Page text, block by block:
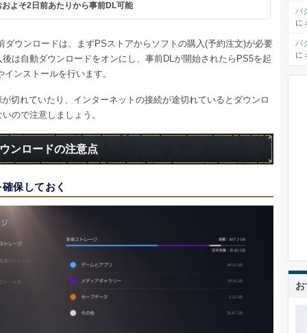
よそ2日前あたりから事前DL可能
ダウンロードは、まずPSストアからソフトの購入(予約注文)が必要
後は自動ダウンロードをオンにし、事前DLが開始されたらPS5を起
インストールを行います。
切れていたり、インターネットの接続が途切れているとダウンロ
ので注意しましょう。
ンロードの注意点
保しておく
バ
に
バ
に